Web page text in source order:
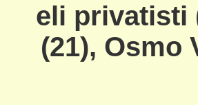
eli privatisti
(21), Osmo